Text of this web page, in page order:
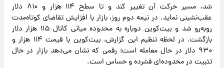
شد، مسیر حرکت آن تغییر کند و تا سطح ۱۱۴ هزار و ۸۱۰ دلار
عقب‌نشینی نماید. در نیمه دوم روز، بازار با افزایش تقاضای کوتاه‌مدت
روبه‌رو شد و بیت‌کوین دوباره به محدوده میانی کانال ۱۱۵ هزار دلار
بازگشت. در لحظه تنظیم این گزارش، بیت‌کوین با قیمت ۱۱۴ هزار و
۹۳۰ دلار در حال معامله است؛ رقمی که نشان می‌دهد بازار در حال
تثبیت در محدوده‌ای فشرده و حساس است.